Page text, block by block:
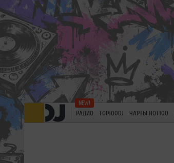
РАДИО TOP100DJ ЧАРТЫ HOT100